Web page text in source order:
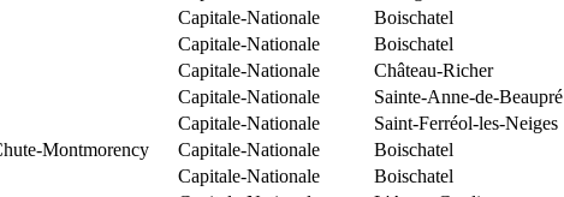
Capitale-Nationale
Boischatel
Capitale-Nationale
Boischatel
Capitale-Nationale
Château-Richer
Capitale-Nationale
Sainte-Anne-de-Beaupré
Capitale-Nationale
Saint-Ferréol-les-Neiges
Montmorency Capitale-Nationale
Boischatel
Capitale-Nationale
Boischatel